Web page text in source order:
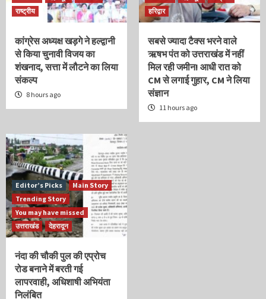
राष्ट्रीय
कांग्रेस अध्यक्ष खड़गे ने हल्द्वानी
से किया चुनावी विजय का
शंखनाद, सत्ता में लौटने का लिया
संकल्प
8 hours ago
हरिद्वार
सबसे ज्यादा टैक्स भरने वाले
ऋषभ पंत को उत्तराखंड में नहीं
मिल रही जमीन! आधी रात को
CM से लगाई गुहार, CM ने लिया
संज्ञान
11 hours ago
Editor’s Picks
Main Story
Trending Story
You may have missed
उत्तराखंड
देहरादून
नंदा की चौकी पुल की एप्रोच
रोड बनाने में बरती गई
लापरवाही, अधिशाषी अभियंता
निलंबित